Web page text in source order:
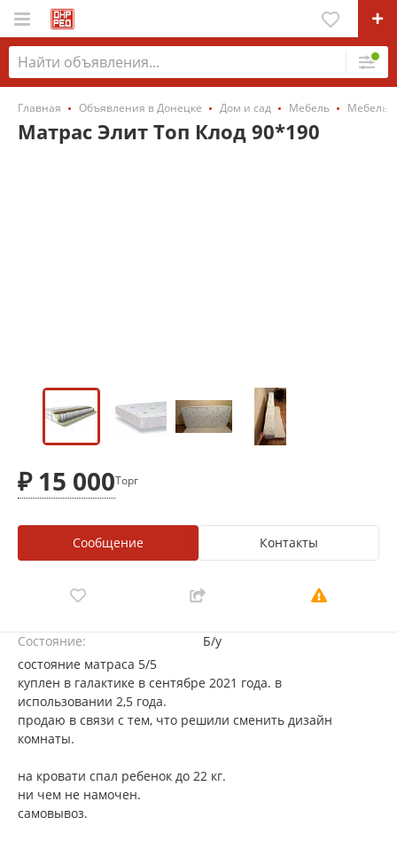
Главная Объявления в Донецке Дом и сад Мебель Мебель
Матрас Элит Топ Клод 90*190
₽ 15 000Торг
Сообщение Контакты
Состояние:
Б/у
состояние матраса 5/5
куплен в галактике в сентябре 2021 года. в
использовании 2,5 года.
продаю в связи с тем, что решили сменить дизайн
комнаты.
на кровати спал ребенок до 22 кг.
ни чем не намочен.
самовывоз.